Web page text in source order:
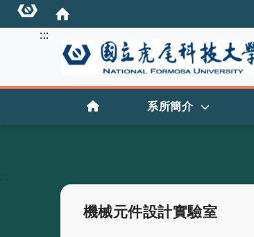
:::
:::
首頁 系所簡介
:::
機械元件設計實驗室